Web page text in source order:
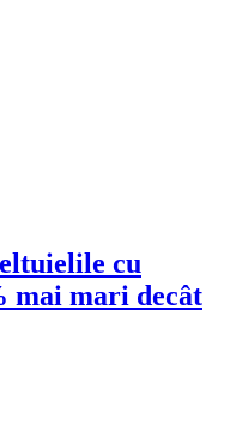
cu
mai mari decât